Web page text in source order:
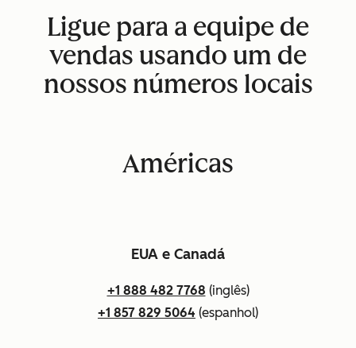
Ligue para a equipe de
vendas usando um de
nossos números locais
Américas
EUA e Canadá
+1 888 482 7768 (inglês)
+1 857 829 5064 (espanhol)